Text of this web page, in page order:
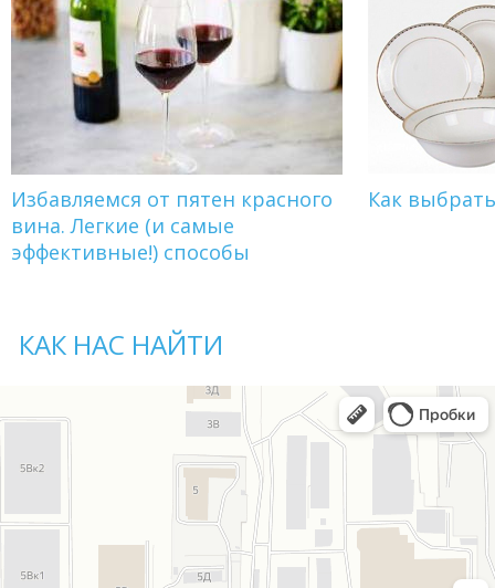
Избавляемся от пятен красного
вина. Легкие (и самые
эффективные!) способы
Как
КАК НАС НАЙТИ